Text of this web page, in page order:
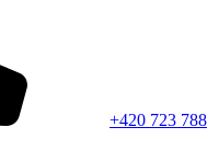
+420 723 788